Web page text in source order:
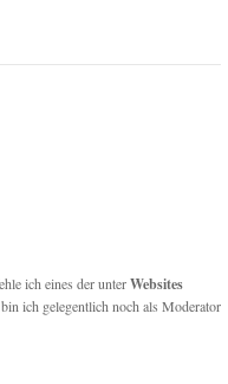
ich eines der unterWebsites
bin ich gelegentlich noch als Moderator